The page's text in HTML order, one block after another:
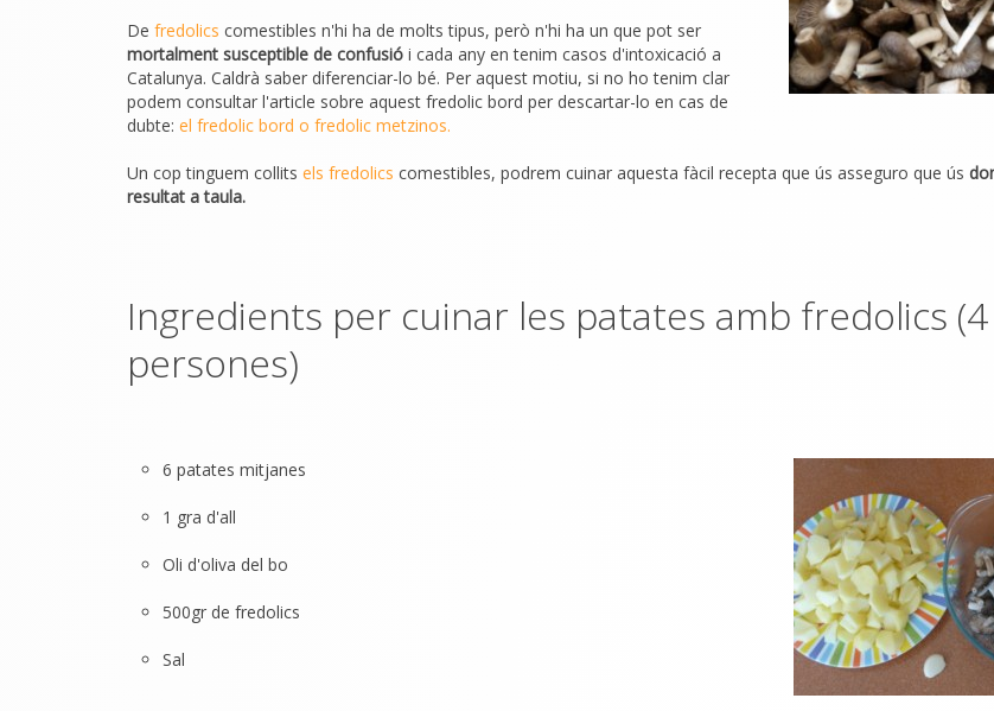
De fredolics comestibles n'hi ha de molts tipus, però n'hi ha un que pot ser
mortalment susceptible de confusió i cada any en tenim casos d'intoxicació a
Catalunya. Caldrà saber diferenciar-lo bé. Per aquest motiu, si no ho tenim clar
podem consultar l'article sobre aquest fredolic bord per descartar-lo en cas de
dubte: el fredolic bord o fredolic metzinos.
Un cop tinguem collits els fredolics comestibles, podrem cuinar aquesta fàcil recepta que ús asseguro que ús
resultat a taula.
Ingredients per cuinar les patates amb fredolics (4
persones)
6 patates mitjanes
1 gra d'all
Oli d'oliva del bo
500gr de fredolics
Sal